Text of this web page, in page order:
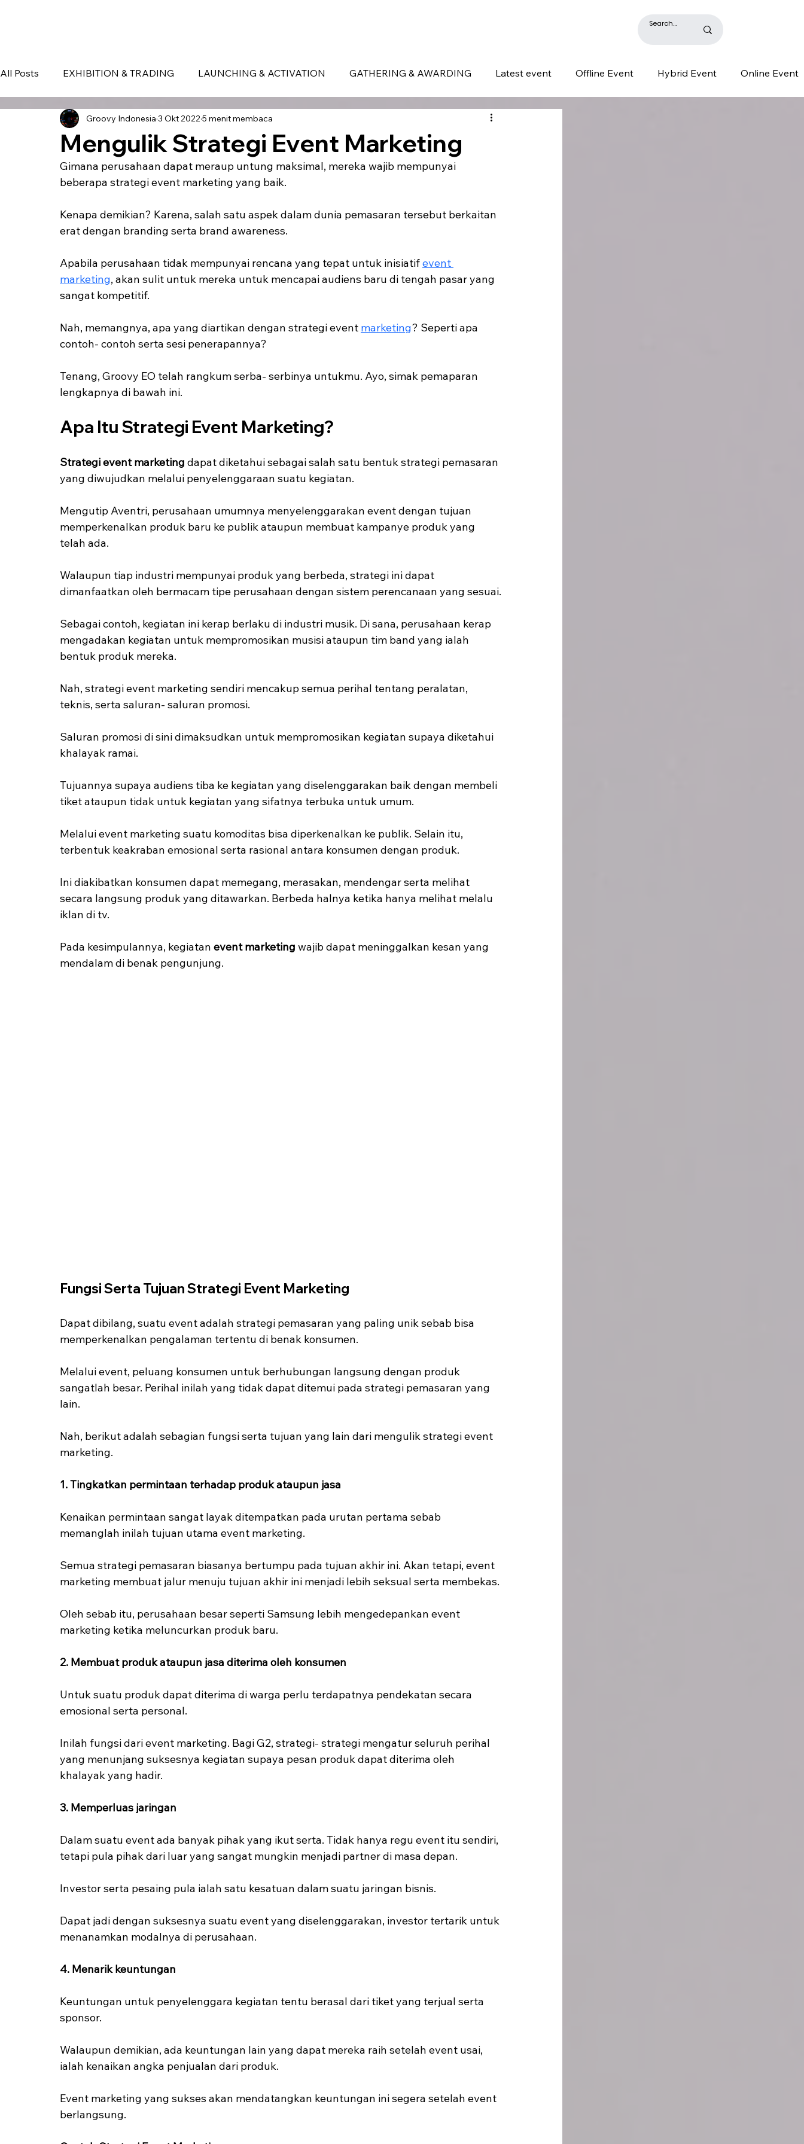
All Posts EXHIBITION & TRADING LAUNCHING & ACTIVATION GATHERING & AWARDING Latest event Offline Event Hybrid Event Online Event
Seminar & Conference BALI bali
Mengulik Strategi Event Marketing
Groovy Indonesia 3 Okt 2022 5 menit membaca
Gimana perusahaan dapat meraup untung maksimal, mereka wajib mempunyai
beberapa strategi event marketing yang baik.
Kenapa demikian? Karena, salah satu aspek dalam dunia pemasaran tersebut berkaitan
erat dengan branding serta brand awareness.
Apabila perusahaan tidak mempunyai rencana yang tepat untuk inisiatif event
marketing, akan sulit untuk mereka untuk mencapai audiens baru di tengah pasar yang
sangat kompetitif.
Nah, memangnya, apa yang diartikan dengan strategi event marketing? Seperti apa
contoh- contoh serta sesi penerapannya?
Tenang, Groovy EO telah rangkum serba- serbinya untukmu. Ayo, simak pemaparan
lengkapnya di bawah ini.
Apa Itu Strategi Event Marketing?
Strategi event marketing dapat diketahui sebagai salah satu bentuk strategi pemasaran
yang diwujudkan melalui penyelenggaraan suatu kegiatan.
Mengutip Aventri, perusahaan umumnya menyelenggarakan event dengan tujuan
memperkenalkan produk baru ke publik ataupun membuat kampanye produk yang
telah ada.
Walaupun tiap industri mempunyai produk yang berbeda, strategi ini dapat
dimanfaatkan oleh bermacam tipe perusahaan dengan sistem perencanaan yang sesuai.
Sebagai contoh, kegiatan ini kerap berlaku di industri musik. Di sana, perusahaan kerap
mengadakan kegiatan untuk mempromosikan musisi ataupun tim band yang ialah
bentuk produk mereka.
Nah, strategi event marketing sendiri mencakup semua perihal tentang peralatan,
teknis, serta saluran- saluran promosi.
Saluran promosi di sini dimaksudkan untuk mempromosikan kegiatan supaya diketahui
khalayak ramai.
Tujuannya supaya audiens tiba ke kegiatan yang diselenggarakan baik dengan membeli
tiket ataupun tidak untuk kegiatan yang sifatnya terbuka untuk umum.
Melalui event marketing suatu komoditas bisa diperkenalkan ke publik. Selain itu,
terbentuk keakraban emosional serta rasional antara konsumen dengan produk.
Ini diakibatkan konsumen dapat memegang, merasakan, mendengar serta melihat
secara langsung produk yang ditawarkan. Berbeda halnya ketika hanya melihat melalu
iklan di tv.
Pada kesimpulannya, kegiatan event marketing wajib dapat meninggalkan kesan yang
mendalam di benak pengunjung.
Fungsi Serta Tujuan Strategi Event Marketing
Dapat dibilang, suatu event adalah strategi pemasaran yang paling unik sebab bisa
memperkenalkan pengalaman tertentu di benak konsumen.
Melalui event, peluang konsumen untuk berhubungan langsung dengan produk
sangatlah besar. Perihal inilah yang tidak dapat ditemui pada strategi pemasaran yang
lain.
Nah, berikut adalah sebagian fungsi serta tujuan yang lain dari mengulik strategi event
marketing.
1. Tingkatkan permintaan terhadap produk ataupun jasa
Kenaikan permintaan sangat layak ditempatkan pada urutan pertama sebab
memanglah inilah tujuan utama event marketing.
Semua strategi pemasaran biasanya bertumpu pada tujuan akhir ini. Akan tetapi, event
marketing membuat jalur menuju tujuan akhir ini menjadi lebih seksual serta membekas.
Oleh sebab itu, perusahaan besar seperti Samsung lebih mengedepankan event
marketing ketika meluncurkan produk baru.
2. Membuat produk ataupun jasa diterima oleh konsumen
Untuk suatu produk dapat diterima di warga perlu terdapatnya pendekatan secara
emosional serta personal.
Inilah fungsi dari event marketing. Bagi G2, strategi- strategi mengatur seluruh perihal
yang menunjang suksesnya kegiatan supaya pesan produk dapat diterima oleh
khalayak yang hadir.
3. Memperluas jaringan
Dalam suatu event ada banyak pihak yang ikut serta. Tidak hanya regu event itu sendiri,
tetapi pula pihak dari luar yang sangat mungkin menjadi partner di masa depan.
Investor serta pesaing pula ialah satu kesatuan dalam suatu jaringan bisnis.
Dapat jadi dengan suksesnya suatu event yang diselenggarakan, investor tertarik untuk
menanamkan modalnya di perusahaan.
4. Menarik keuntungan
Keuntungan untuk penyelenggara kegiatan tentu berasal dari tiket yang terjual serta
sponsor.
Walaupun demikian, ada keuntungan lain yang dapat mereka raih setelah event usai,
ialah kenaikan angka penjualan dari produk.
Event marketing yang sukses akan mendatangkan keuntungan ini segera setelah event
berlangsung.